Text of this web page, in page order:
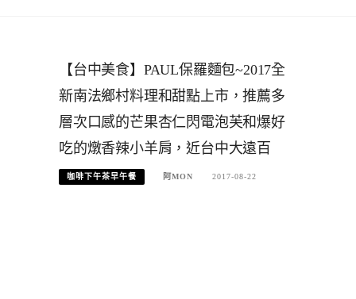
【台中美食】PAUL保羅麵包~2017全
新南法鄉村料理和甜點上市，推薦多
層次口感的芒果杏仁閃電泡芙和爆好
吃的燉香辣小羊肩，近台中大遠百
咖啡下午茶早午餐 阿MON 2017-08-22